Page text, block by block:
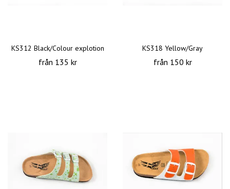
KS312 Black/Colour explotion
från 135 kr
KS318 Yellow/Gray
från 150 kr